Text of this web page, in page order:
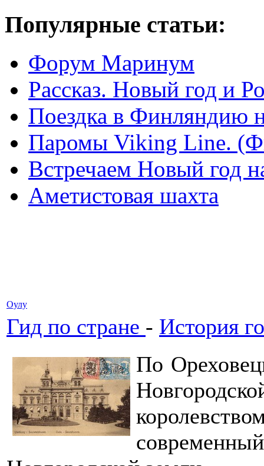
Популярные статьи:
Форум Маринум
Рассказ. Новый год и
Поездка в Финляндию
Паромы Viking Line.
Встречаем Новый год
Аметистовая шахта
Оулу
Гид по стране - История
По